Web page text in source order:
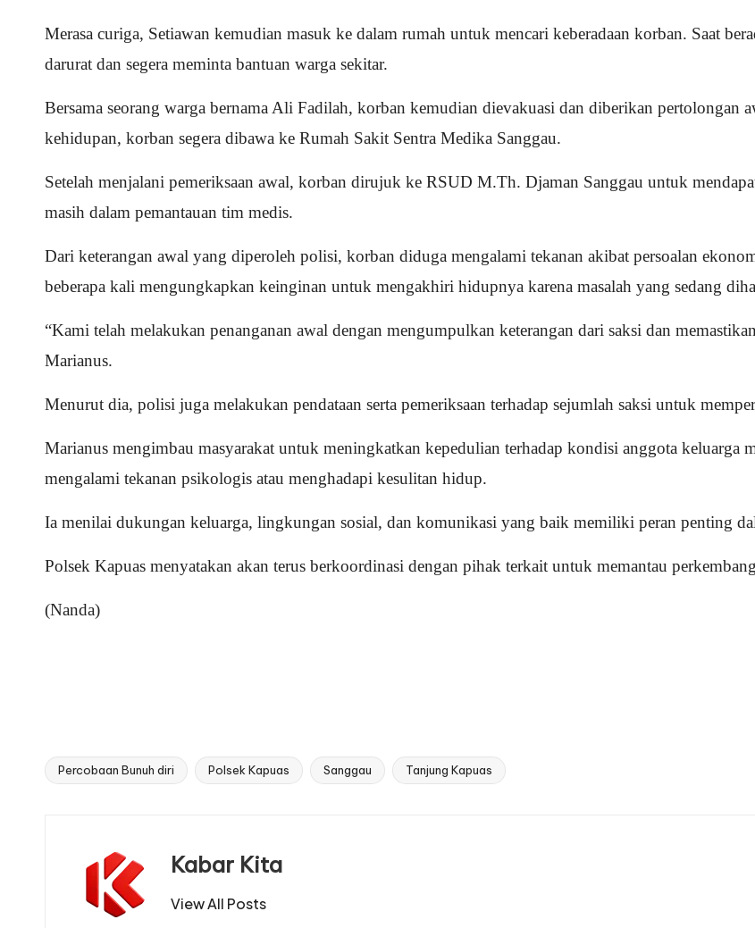
Merasa curiga, Setiawan kemudian masuk ke dalam rumah untuk mencari keberadaan korban. Saat
darurat dan segera meminta bantuan warga sekitar.
Bersama seorang warga bernama Ali Fadilah, korban kemudian dievakuasi dan diberikan pertolongan
kehidupan, korban segera dibawa ke Rumah Sakit Sentra Medika Sanggau.
Setelah menjalani pemeriksaan awal, korban dirujuk ke RSUD M.Th. Djaman Sanggau untuk
masih dalam pemantauan tim medis.
Dari keterangan awal yang diperoleh polisi, korban diduga mengalami tekanan akibat persoalan
beberapa kali mengungkapkan keinginan untuk mengakhiri hidupnya karena masalah yang sedang
“Kami telah melakukan penanganan awal dengan mengumpulkan keterangan dari saksi dan
Marianus.
Menurut dia, polisi juga melakukan pendataan serta pemeriksaan terhadap sejumlah saksi untuk
Marianus mengimbau masyarakat untuk meningkatkan kepedulian terhadap kondisi anggota keluarga
mengalami tekanan psikologis atau menghadapi kesulitan hidup.
Ia menilai dukungan keluarga, lingkungan sosial, dan komunikasi yang baik memiliki peran penting
Polsek Kapuas menyatakan akan terus berkoordinasi dengan pihak terkait untuk memantau
(Nanda)
Tags:
Percobaan Bunuh diri Polsek Kapuas Sanggau Tanjung Kapuas
Kabar Kita
View All Posts